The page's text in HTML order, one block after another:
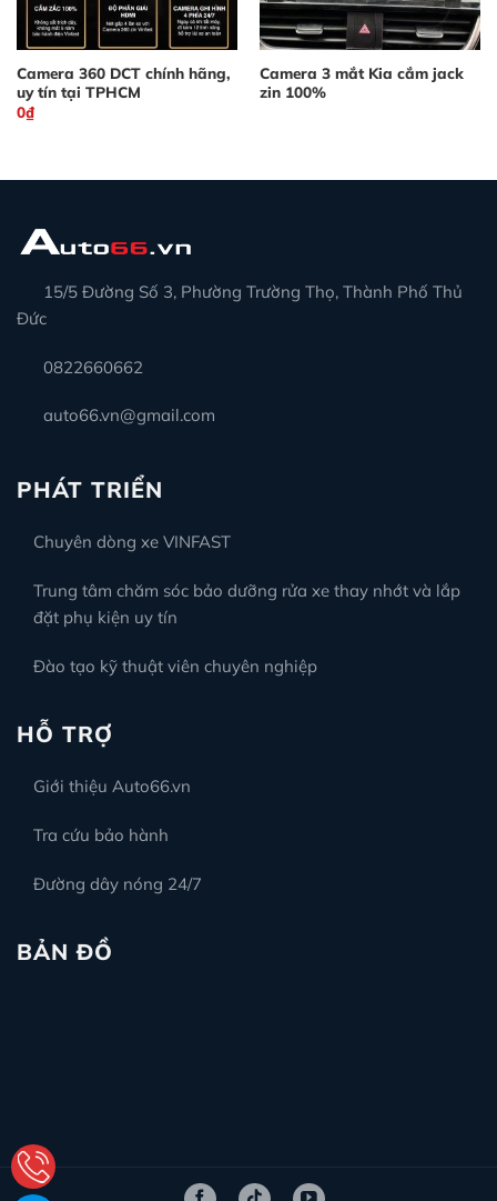
Camera 360 DCT chính hãng,
uy tín tại TPHCM
0₫
Camera 3 mắt Kia cắm jack
zin 100%
15/5 Đường Số 3, Phường Trường Thọ, Thành Phố Thủ
Đức
0822660662
auto66.vn@gmail.com
PHÁT TRIỂN
Chuyên dòng xe VINFAST
Trung tâm chăm sóc bảo dưỡng rửa xe thay nhớt và lắp
đặt phụ kiện uy tín
Đào tạo kỹ thuật viên chuyên nghiệp
HỖ TRỢ
Giới thiệu Auto66.vn
Tra cứu bảo hành
Đường dây nóng 24/7
BẢN ĐỒ